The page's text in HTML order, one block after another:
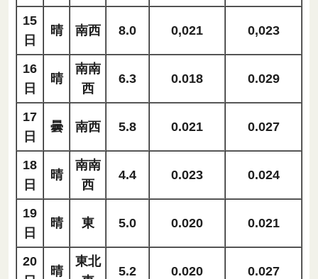
15
日
晴 南西 8.0 0,021 0,023
16
日
晴
南南
西
6.3 0.018 0.029
17
日
曇 南西 5.8 0.021 0.027
18
日
晴
南南
西
4.4 0.023 0.024
19
日
晴 東 5.0 0.020 0.021
20
晴
東北
5.2 0.020 0.027